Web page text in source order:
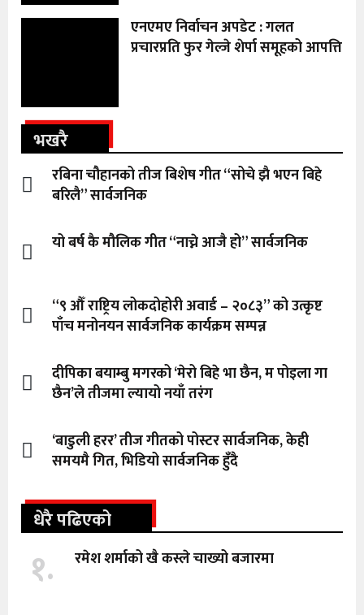
एनएमए निर्वाचन अपडेट : गलत
प्रचारप्रति फुर गेल्जे शेर्पा समूहको आपत्ति
भखरै
रबिना चौहानको तीज बिशेष गीत “सोचे झै भएन बिहे
बरिलै” सार्वजनिक
यो बर्ष कै मौलिक गीत “नाच्ने आजै हो” सार्वजनिक
“९ औँ राष्ट्रिय लोकदोहोरी अवार्ड – २०८३” को उत्कृष्ट
पाँच मनोनयन सार्वजनिक कार्यक्रम सम्पन्न
दीपिका बयाम्बु मगरको ‘मेरो बिहे भा छैन, म पोइला गा
छैन’ले तीजमा ल्यायो नयाँ तरंग
‘बाडुली हरर’ तीज गीतको पोस्टर सार्वजनिक, केही
समयमै गित, भिडियो सार्वजनिक हुँदै
धेरै पढिएको
१. रमेश शर्माको खै कस्ले चाख्यो बजारमा